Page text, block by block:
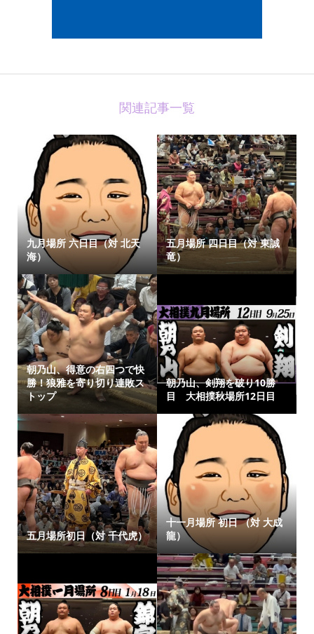
関連記事一覧
九月場所 六日目（対 北天
海）
五月場所 四日目（対 東誠
竜）
朝乃山、得意の右四つで快
勝！狼雅を寄り切り連敗ス
トップ
朝乃山、剣翔を破り10勝
目 大相撲秋場所12日目
五月場所初日（対 千代虎）
十一月場所 初日 （対 大成
龍）